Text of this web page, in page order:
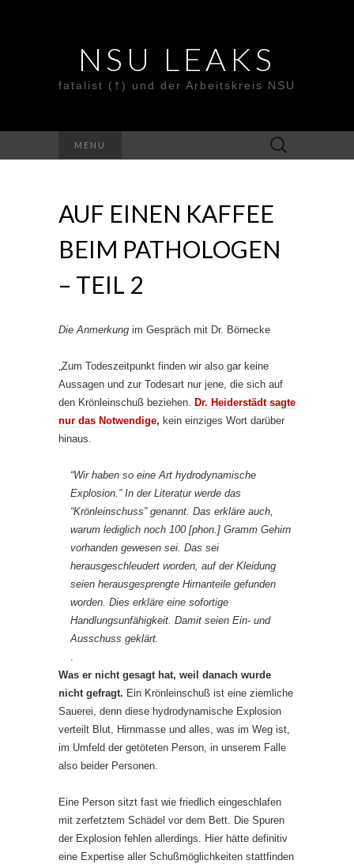
NSU LEAKS
fatalist (†) und der Arbeitskreis NSU
MENU
Suche
nach:
AUF EINEN KAFFEE
BEIM PATHOLOGEN
– TEIL 2
Die Anmerkung im Gespräch mit Dr. Börnecke
„Zum Todeszeitpunkt finden wir also gar keine
Aussagen und zur Todesart nur jene, die sich auf
den Krönleinschuß beziehen. Dr. Heiderstädt sagte
nur das Notwendige, kein einziges Wort darüber
hinaus.
“Wir haben so eine Art hydrodynamische
Explosion.” In der Literatur werde das
“Krönleinschuss” genannt. Das erkläre auch,
warum lediglich noch 100 [phon.] Gramm Gehirn
vorhanden gewesen sei. Das sei
herausgeschleudert worden, auf der Kleidung
seien herausgesprengte Hirnanteile gefunden
worden. Dies erkläre eine sofortige
Handlungsunfähigkeit. Damit seien Ein- und
Ausschuss geklärt.
.
Was er nicht gesagt hat, weil danach wurde
nicht gefragt. Ein Krönleinschuß ist eine ziemliche
Sauerei, denn diese hydrodynamische Explosion
verteilt Blut, Hirnmasse und alles, was im Weg ist,
im Umfeld der getöteten Person, in unserem Falle
also beider Personen.
Eine Person sitzt fast wie friedlich eingeschlafen
mit zerfetztem Schädel vor dem Bett. Die Spuren
der Explosion fehlen allerdings. Hier hätte definitiv
eine Expertise aller Schußmöglichkeiten stattfinden